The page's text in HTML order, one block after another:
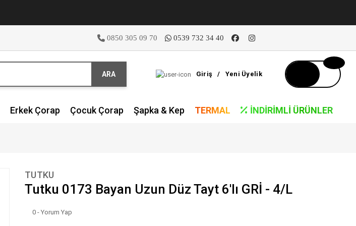
0850 305 09 70 0539 732 34 40
ARA Giriş / Yeni Üyelik
Erkek Çorap Çocuk Çorap Şapka & Kep TERMAL İNDIRIMLI ÜRÜNLER
TUTKU
Tutku 0173 Bayan Uzun Düz Tayt 6'lı GRİ - 4/L
0 - Yorum Yap